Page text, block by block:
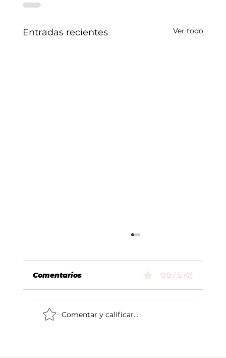
Entradas recientes Ver todo
Comentarios 0.0 / 5 (0)
Comentar y calificar...